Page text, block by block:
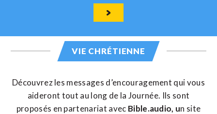
VIE CHRÉTIENNE
Découvrez les messages d’encouragement qui vous
aideront tout au long de la Journée. Ils sont
proposés en partenariat avec Bible.audio, un site